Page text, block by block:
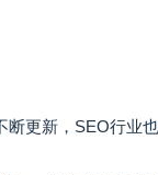
断更新，SEO行业